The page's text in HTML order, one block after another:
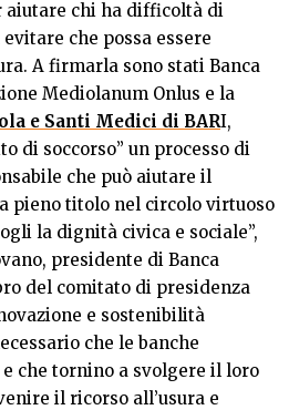
aiutare chi ha difficoltà di
che possa essere
A firmarla sono stati Banca
Mediolanum Onlus e la
e Santi Medici di BARI,
di soccorso” un processo di
che può aiutare il
pieno titolo nel circolo virtuoso
la dignità civica e sociale”,
presidente di Banca
del comitato di presidenza
e sostenibilità
che le banche
che tornino a svolgere il loro
il ricorso all’usura e